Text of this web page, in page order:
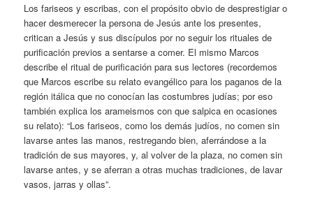
Los fariseos y escribas, con el propósito obvio de desprestigiar o
hacer desmerecer la persona de Jesús ante los presentes,
critican a Jesús y sus discípulos por no seguir los rituales de
purificación previos a sentarse a comer. El mismo Marcos
describe el ritual de purificación para sus lectores (recordemos
que Marcos escribe su relato evangélico para los paganos de la
región itálica que no conocían las costumbres judías; por eso
también explica los arameismos con que salpica en ocasiones
su relato): “Los fariseos, como los demás judíos, no comen sin
lavarse antes las manos, restregando bien, aferrándose a la
tradición de sus mayores, y, al volver de la plaza, no comen sin
lavarse antes, y se aferran a otras muchas tradiciones, de lavar
vasos, jarras y ollas”.